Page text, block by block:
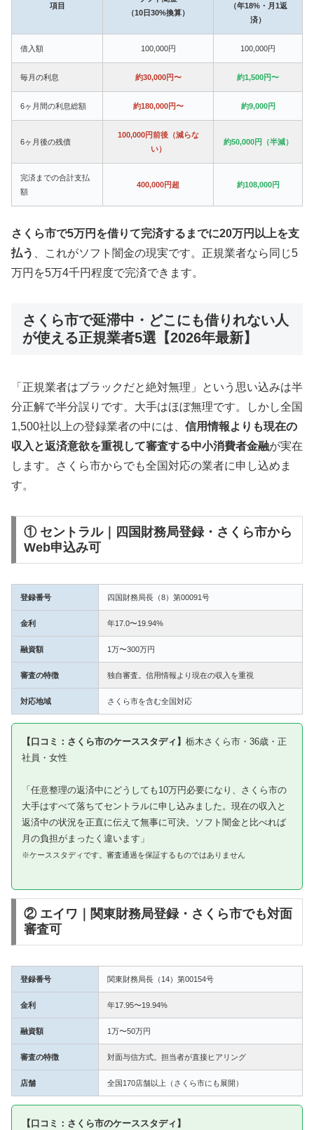
項目
（10日30%換算）
（年18%・月1返
済）
借入額 100,000円 100,000円
毎月の利息 約30,000円〜 約1,500円〜
6ヶ月間の利息総額 約180,000円〜 約9,000円
6ヶ月後の残債
100,000円前後（減らな
い）
約50,000円（半減）
完済までの合計支払
額
400,000円超 約108,000円
さくら市で5万円を借りて完済するまでに20万円以上を支
払う
、これがソフト闇金の現実です。正規業者なら同じ5
万円を5万4千円程度で完済できます。
さくら市で延滞中・どこにも借りれない人
が使える正規業者5選【2026年最新】
「正規業者はブラックだと絶対無理」という思い込みは半
分正解で半分誤りです。大手はほぼ無理です。しかし全国
1,500社以上の登録業者の中には、 信用情報よりも現在の
収入と返済意欲を重視して審査する中小消費者金融が実在
します。さくら市からでも全国対応の業者に申し込めま
す。
① セントラル｜四国財務局登録・さくら市から
Web申込み可
登録番号 四国財務局長（8）第00091号
金利 年17.0〜19.94%
融資額 1万〜300万円
審査の特徴 独自審査。信用情報より現在の収入を重視
対応地域 さくら市を含む全国対応
【口コミ：さくら市のケーススタディ】 栃木さくら市・36歳・正
社員・女性
「任意整理の返済中にどうしても10万円必要になり、さくら市の
大手はすべて落ちてセントラルに申し込みました。現在の収入と
返済中の状況を正直に伝えて無事に可決。ソフト闇金と比べれば
月の負担がまったく違います」
※ケーススタディです。審査通過を保証するものではありません
② エイワ｜関東財務局登録・さくら市でも対面
審査可
登録番号 関東財務局長（14）第00154号
金利 年17.95〜19.94%
融資額 1万〜50万円
審査の特徴 対面与信方式。担当者が直接ヒアリング
店舗 全国170店舗以上（さくら市にも展開）
【口コミ：さくら市のケーススタディ】